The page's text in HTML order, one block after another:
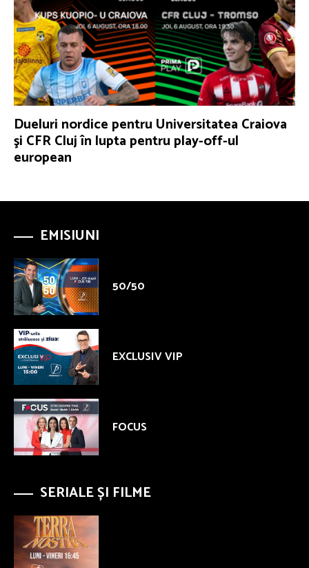
Dueluri nordice pentru Universitatea Craiova
şi CFR Cluj în lupta pentru play-off-ul
european
EMISIUNI
50/50
EXCLUSIV VIP
FOCUS
SERIALE ȘI FILME